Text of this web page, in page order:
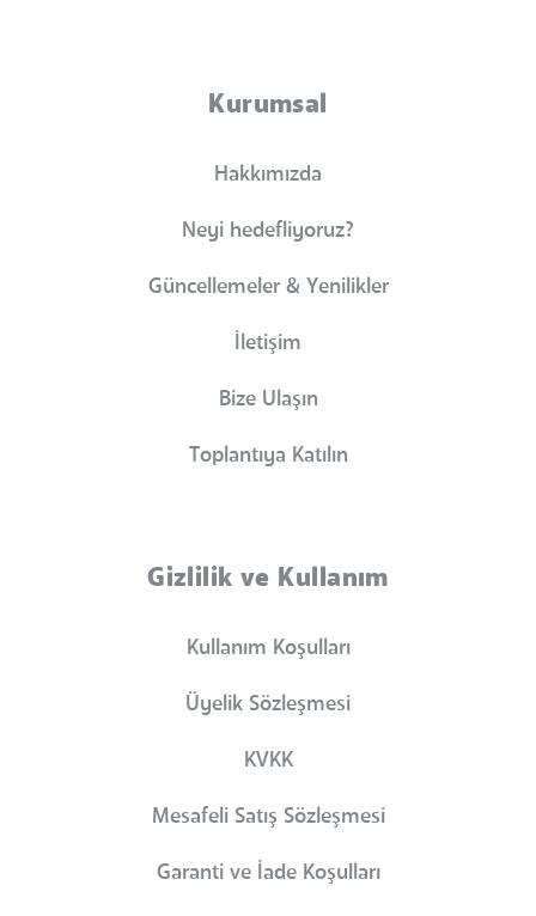
Kurumsal
Hakkımızda
Neyi hedefliyoruz?
Güncellemeler & Yenilikler
İletişim
Bize Ulaşın
Toplantıya Katılın
Gizlilik ve Kullanım
Kullanım Koşulları
Üyelik Sözleşmesi
KVKK
Mesafeli Satış Sözleşmesi
Garanti ve İade Koşulları